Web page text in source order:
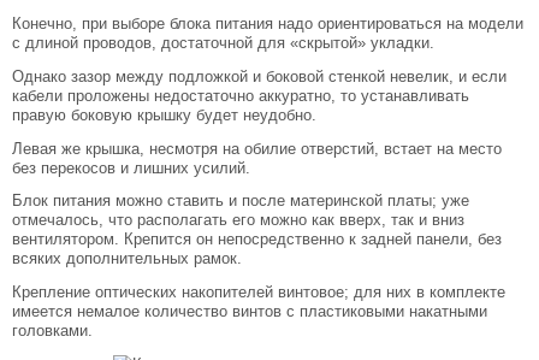
Конечно, при выборе блока питания надо ориентироваться на модели
с длиной проводов, достаточной для «скрытой» укладки.
Однако зазор между подложкой и боковой стенкой невелик, и если
кабели проложены недостаточно аккуратно, то устанавливать
правую боковую крышку будет неудобно.
Левая же крышка, несмотря на обилие отверстий, встает на место
без перекосов и лишних усилий.
Блок питания можно ставить и после материнской платы; уже
отмечалось, что располагать его можно как вверх, так и вниз
вентилятором. Крепится он непосредственно к задней панели, без
всяких дополнительных рамок.
Крепление оптических накопителей винтовое; для них в комплекте
имеется немалое количество винтов с пластиковыми накатными
головками.